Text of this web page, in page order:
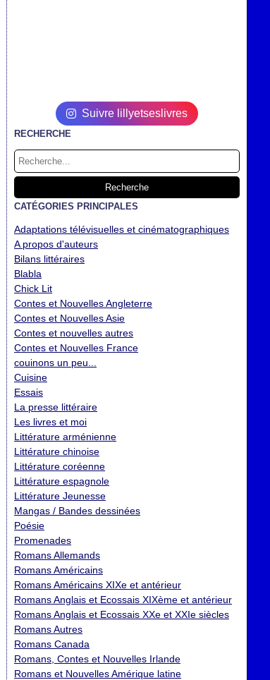
Suivre lillyetseslivres
RECHERCHE
CATÉGORIES PRINCIPALES
Adaptations télévisuelles et cinématographiques
A propos d'auteurs
Bilans littéraires
Blabla
Chick Lit
Contes et Nouvelles Angleterre
Contes et Nouvelles Asie
Contes et nouvelles autres
Contes et Nouvelles France
couinons un peu...
Cuisine
Essais
La presse littéraire
Les livres et moi
Littérature arménienne
Littérature chinoise
Littérature coréenne
Littérature espagnole
Littérature Jeunesse
Mangas / Bandes dessinées
Poésie
Promenades
Romans Allemands
Romans Américains
Romans Américains XIXe et antérieur
Romans Anglais et Ecossais XIXème et antérieur
Romans Anglais et Ecossais XXe et XXIe siècles
Romans Autres
Romans Canada
Romans, Contes et Nouvelles Irlande
Romans et Nouvelles Amérique latine